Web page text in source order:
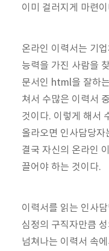
이미 걸러지게 마련
온라인 이력서는 기
능력을 가진 사람을
문서인 html을 잘하
쳐서 수많은 이력서
것이다. 이렇게 해서
올라오면 인사담당
결국 자신의 온라인
끌어야 하는 것이다.
이력서를 읽는 인사
심정의 구직자만큼
넘쳐나는 이력서 속